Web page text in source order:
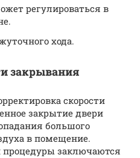
регулироваться в
хода.
закрывания
скорости
закрытие двери
большого
в помещение.
процедуры заключаются